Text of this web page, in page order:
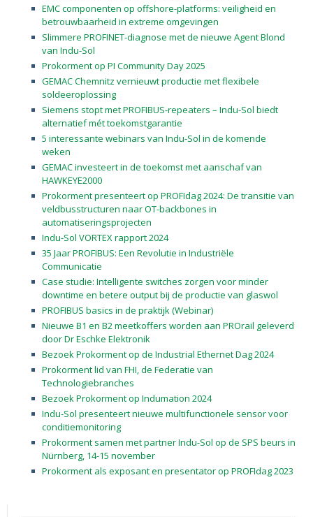
EMC componenten op offshore-platforms: veiligheid en
betrouwbaarheid in extreme omgevingen
Slimmere PROFINET-diagnose met de nieuwe Agent Blond
van Indu-Sol
Prokorment op PI Community Day 2025
GEMAC Chemnitz vernieuwt productie met flexibele
soldeeroplossing
Siemens stopt met PROFIBUS-repeaters – Indu-Sol biedt
alternatief mét toekomstgarantie
5 interessante webinars van Indu-Sol in de komende
weken
GEMAC investeert in de toekomst met aanschaf van
HAWKEYE2000
Prokorment presenteert op PROFIdag 2024: De transitie van
veldbusstructuren naar OT-backbones in
automatiseringsprojecten
Indu-Sol VORTEX rapport 2024
35 Jaar PROFIBUS: Een Revolutie in Industriële
Communicatie
Case studie: Intelligente switches zorgen voor minder
downtime en betere output bij de productie van glaswol
PROFIBUS basics in de praktijk (Webinar)
Nieuwe B1 en B2 meetkoffers worden aan PROrail geleverd
door Dr Eschke Elektronik
Bezoek Prokorment op de Industrial Ethernet Dag 2024
Prokorment lid van FHI, de Federatie van
Technologiebranches
Bezoek Prokorment op Indumation 2024
Indu-Sol presenteert nieuwe multifunctionele sensor voor
conditiemonitoring
Prokorment samen met partner Indu-Sol op de SPS beurs in
Nürnberg, 14-15 november
Prokorment als exposant en presentator op PROFIdag 2023